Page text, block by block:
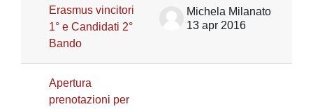
Erasmus vincitori
1° e Candidati 2°
Bando
Michela Milanato
13 apr 2016
Apertura
prenotazioni per